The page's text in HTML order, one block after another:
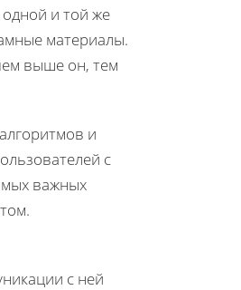
и той же
материалы.
выше он, тем
и
с
важных
с ней